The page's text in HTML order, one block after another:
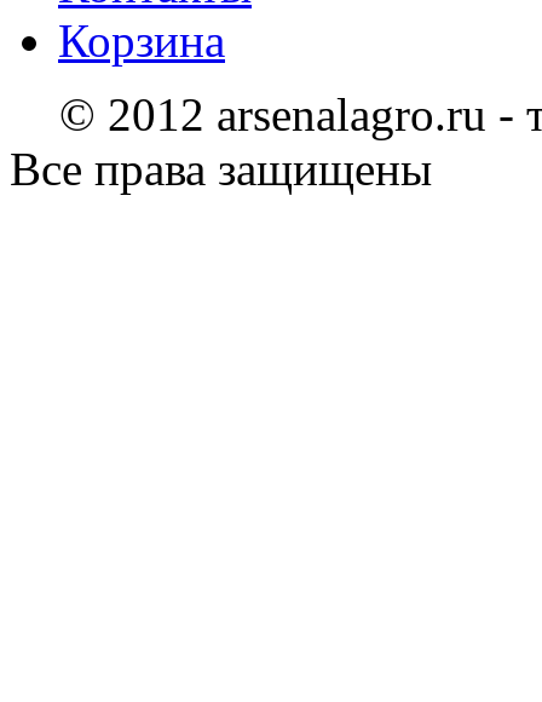
Корзина
© 2012 arsenalagro.ru -
Все права защищены